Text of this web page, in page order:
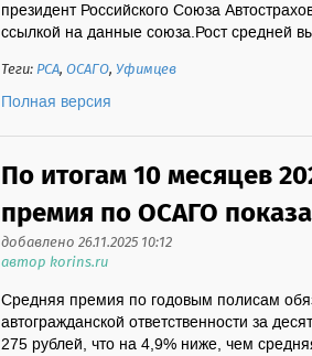
президент Российского Союза
ссылкой на данные союза.Рост средней
Теги:РСА,ОСАГО, Уфимцев
Полная версия
По итогам 10 месяцев
премия по ОСАГО
добавлено 26.11.2025 10:12
автор korins.ru
Средняя премия по годовым полисам
автогражданской ответственности за
275 рублей, что на 4,9% ниже, чем